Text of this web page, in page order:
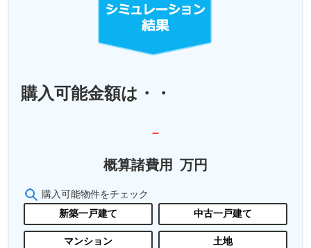
購入可能金額は・・
－
概算諸費用 万円
購入可能物件をチェック
新築一戸建て
中古一戸建て
マンション 土地